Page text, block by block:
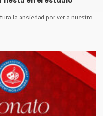
la ansiedad por ver a nuestro